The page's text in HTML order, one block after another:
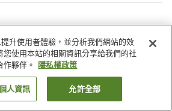
Spa／美容沙龍
自動販賣機
找客房
升使用者體驗，並分析我們網站的效
您使用本站的相關資訊分享給我們的社
夥伴。
隱私權政策
人資訊 允許全部